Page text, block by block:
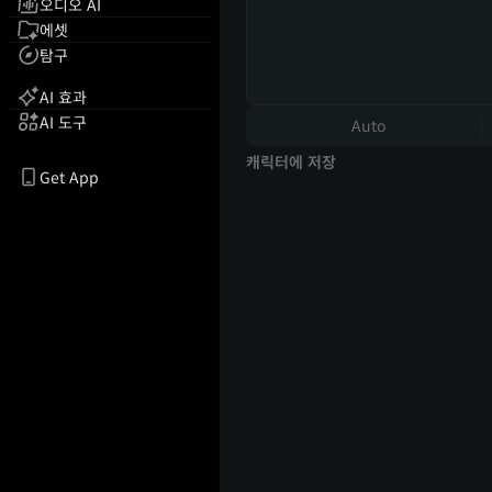
오디오 AI
에셋
탐구
AI 효과
AI 도구
Get App
Auto
캐릭터에 저장